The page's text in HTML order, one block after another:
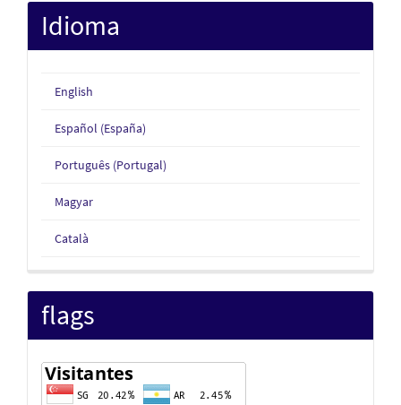
Idioma
English
Español (España)
Português (Portugal)
Magyar
Català
flags